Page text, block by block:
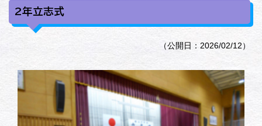
2年立志式
（公開日：2026/02/12）